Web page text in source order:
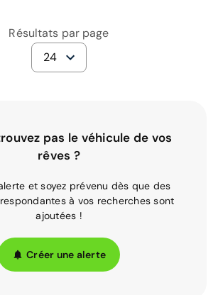
Résultats par page
24
pas le véhicule de vos
rêves ?
et soyez prévenu dès que des
à vos recherches sont
ajoutées !
Créer une alerte